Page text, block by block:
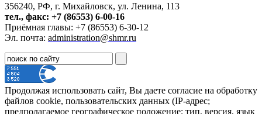
356240, РФ, г. Михайловск, ул. Ленина, 113
тел., факс: +7 (86553) 6-00-16
Приёмная главы: +7 (86553) 6-30-12
Эл. почта: administration@shmr.ru
Продолжая использовать сайт, Вы даете согласие на обработку
файлов cookie, пользовательских данных (IP-адрес;
предполагаемое географическое положение; тип, версия, язык